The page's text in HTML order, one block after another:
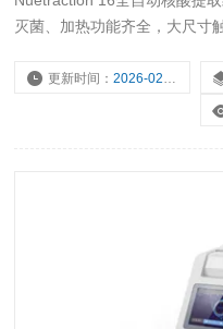
灭菌、加热功能齐全，大尺寸
更新时间：2026-02-05